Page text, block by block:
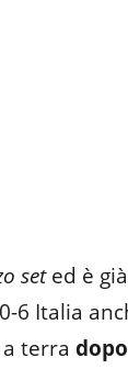
seted è già
6 Italia
terra dopo